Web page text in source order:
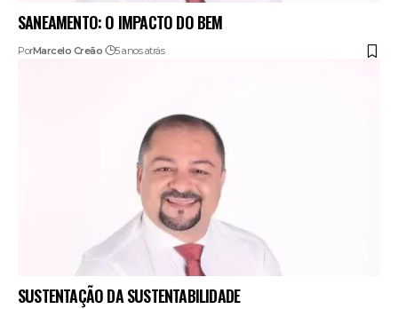
SANEAMENTO: O IMPACTO DO BEM
PorMarcelo Creão 5 anos atrás
SUSTENTAÇÃO DA SUSTENTABILIDADE